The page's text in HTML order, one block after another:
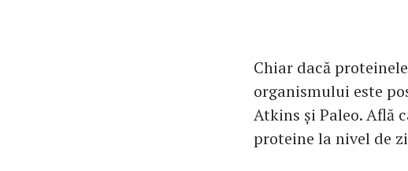
Chiar dacă
organismului este
Atkins și Paleo. Află
proteine la nivel de